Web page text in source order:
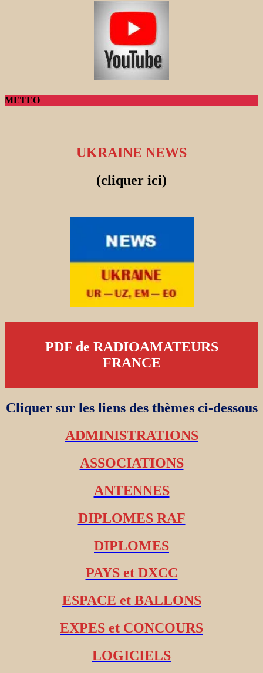
METEO
UKRAINE NEWS
(cliquer ici)
PDF de RADIOAMATEURS
FRANCE
Cliquer sur les liens des thèmes ci-dessous
ADMINISTRATIONS
ASSOCIATIONS
ANTENNES
DIPLOMES RAF
DIPLOMES
PAYS et DXCC
ESPACE et BALLONS
EXPES et CONCOURS
LOGICIELS